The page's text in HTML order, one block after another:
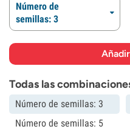
Número de
semillas: 3
Todas las
Número de semillas: 3
Número de semillas: 5